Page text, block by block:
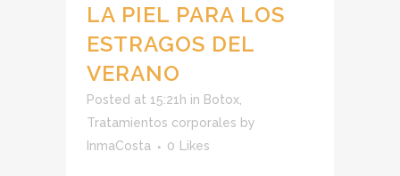
LA PIEL PARA LOS
ESTRAGOS DEL
VERANO
Posted at 15:21h in Botox
Tratamientos corporales by
InmaCosta
0 Likes